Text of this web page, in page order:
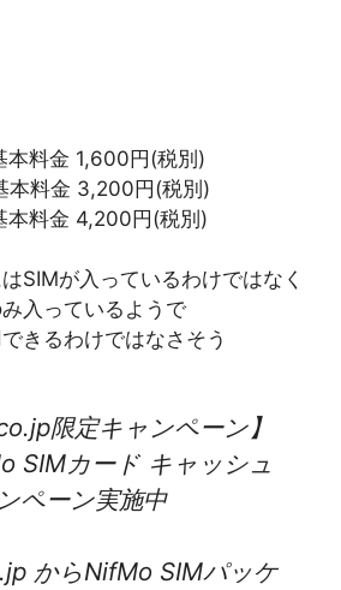
本料金 1,600円(税別)
本料金 3,200円(税別)
本料金 4,200円(税別)
SIMが入っているわけではなく
入っているようで
きるわけではなさそう
限定キャンペーン】
SIMカード キャッシュ
ペーン実施中
からNifMo SIMパッケ